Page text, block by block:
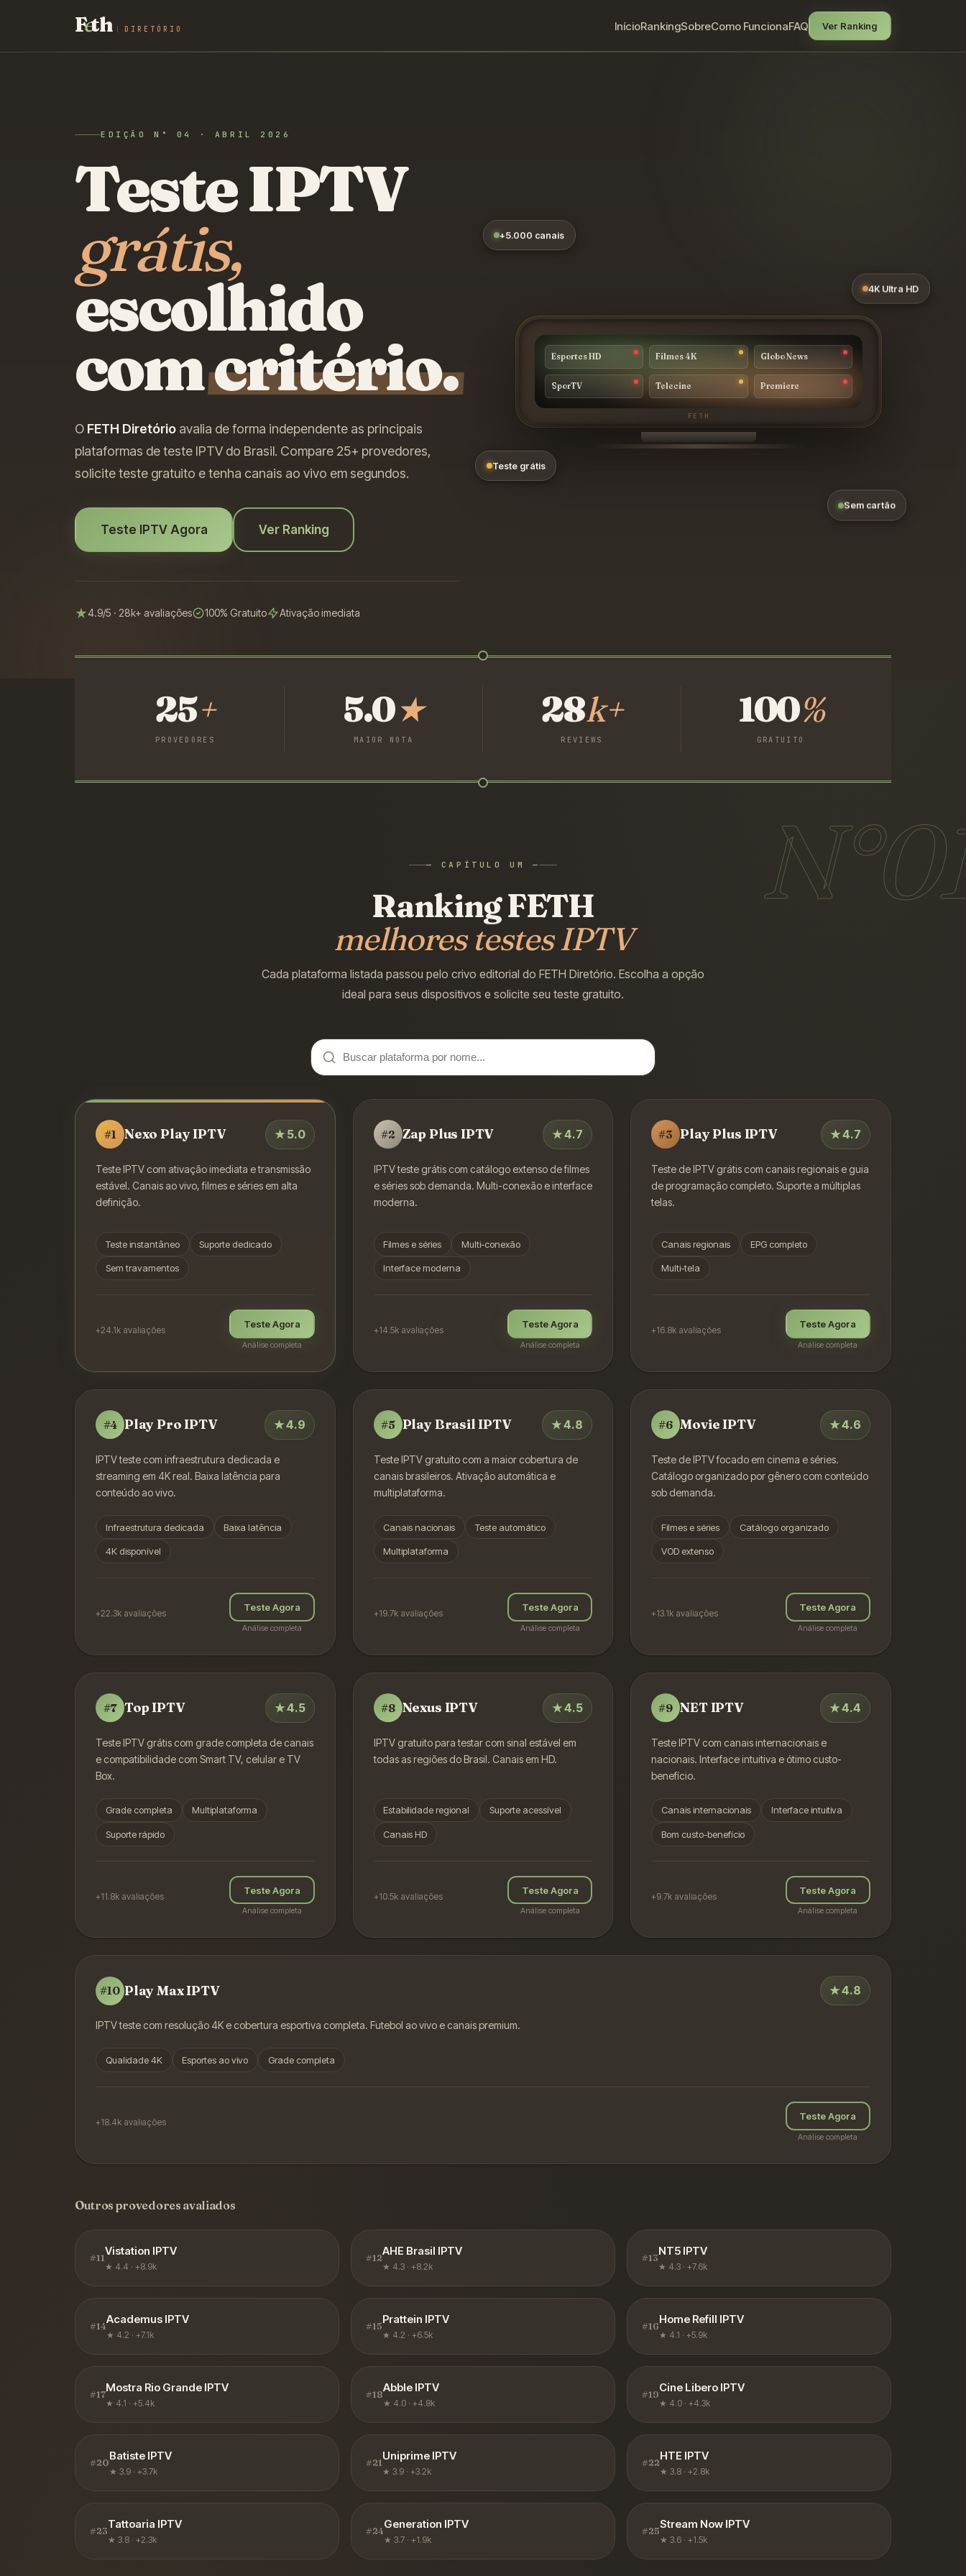
Feth DIRETÓRIO InícioRankingSobreComo FuncionaFAQ Ver Ranking
EDIÇÃO N° 04 · ABRIL 2026
Teste IPTV
grátis,
escolhido
comcritério.
O FETH Diretório avalia de forma independente as principais
plataformas de teste IPTV do Brasil. Compare 25+ provedores,
solicite teste gratuito e tenha canais ao vivo em segundos.
Teste IPTV Agora Ver Ranking
4.9/5 · 28k+ avaliações 100% Gratuito Ativação imediata
Esportes HD Filmes 4K Globo News
SporTV Telecine Premiere
+5.000 canais
4K Ultra HD
Teste grátis
Sem cartão
25+
PROVEDORES
5.0★
MAIOR NOTA
28k+
REVIEWS
100%
GRATUITO
— CAPÍTULO UM —
Ranking FETH
melhores testes IPTV
Cada plataforma listada passou pelo crivo editorial do FETH Diretório. Escolha a opção
ideal para seus dispositivos e solicite seu teste gratuito.
#1 Nexo Play IPTV ★ 5.0
Teste IPTV com ativação imediata e transmissão
estável. Canais ao vivo, filmes e séries em alta
definição.
Teste instantâneo Suporte dedicado
Sem travamentos
+24.1k avaliações
Teste Agora
Análise completa
#2 Zap Plus IPTV ★4.7
IPTV teste grátis com catálogo extenso de filmes
e séries sob demanda. Multi-conexão e interface
moderna.
Filmes e séries Multi-conexão
Interface moderna
+14.5kavaliações
Teste Agora
Análise completa
#3 Play Plus IPTV ★4.7
Teste de IPTV grátis com canais regionais e guia
de programação completo. Suporte a múltiplas
telas.
Canais regionais EPG completo
Multi-tela
+16.8k avaliações
Teste Agora
Análise completa
#4 Play Pro IPTV ★4.9
IPTV teste com infraestrutura dedicada e
streaming em 4K real. Baixa latência para
conteúdo ao vivo.
Infraestrutura dedicada Baixa latência
4K disponível
+22.3k avaliações
Teste Agora
Análise completa
#5 Play Brasil IPTV ★4.8
Teste IPTV gratuito com a maior cobertura de
canais brasileiros. Ativação automática e
multiplataforma.
Canais nacionais Teste automático
Multiplataforma
+19.7kavaliações
Teste Agora
Análise completa
#6 Movie IPTV ★4.6
Teste de IPTV focado em cinema e séries.
Catálogo organizado por gênero com conteúdo
sob demanda.
Filmes e séries Catálogo organizado
VOD extenso
+13.1k avaliações
Teste Agora
Análise completa
#7 Top IPTV ★4.5
Teste IPTV grátis com grade completa de canais
e compatibilidade com Smart TV, celular e TV
Box.
Grade completa Multiplataforma
Suporte rápido
+11.8k avaliações
Teste Agora
Análise completa
#8 Nexus IPTV ★4.5
IPTV gratuito para testar com sinal estável em
todas as regiões do Brasil. Canais em HD.
Estabilidade regional Suporte acessível
Canais HD
+10.5kavaliações
Teste Agora
Análise completa
#9 NET IPTV ★4.4
Teste IPTV com canais internacionais e
nacionais. Interface intuitiva e ótimo custo-
benefício.
Canais internacionais Interface intuitiva
Bom custo-benefício
+9.7k avaliações
Teste Agora
Análise completa
#10 Play Max IPTV ★4.8
IPTV teste com resolução 4K e cobertura esportiva completa. Futebol ao vivo e canais premium.
Qualidade 4K Esportes ao vivo Grade completa
+18.4k avaliações
Teste Agora
Análise completa
Outros provedores avaliados
#11
Vistation IPTV
★ 4.4 · +8.9k
#12
AHE Brasil IPTV
★ 4.3 · +8.2k
#13
NT5 IPTV
★ 4.3 · +7.6k
#14
Academus IPTV
★ 4.2 · +7.1k
#15
Prattein IPTV
★ 4.2 · +6.5k
#16
Home Refill IPTV
★ 4.1 · +5.9k
#17
Mostra Rio Grande IPTV
★ 4.1 · +5.4k
#18
Abble IPTV
★ 4.0 · +4.8k
#19
Cine Libero IPTV
★ 4.0 · +4.3k
#20
Batiste IPTV
★ 3.9 · +3.7k
#21
Uniprime IPTV
★ 3.9 · +3.2k
#22
HTE IPTV
★ 3.8 · +2.8k
#23
Tattoaria IPTV
★ 3.8 · +2.3k
#24
Generation IPTV
★ 3.7 · +1.9k
#25
Stream Now IPTV
★ 3.6 · +1.5k